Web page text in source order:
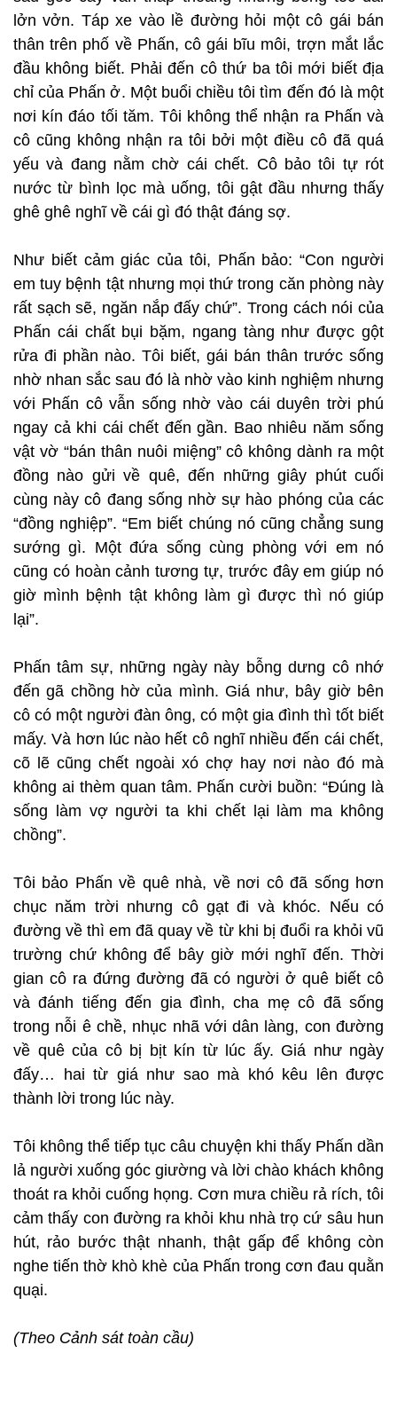
lởn vởn. Táp xe vào lề đường hỏi một cô gái bán
thân trên phố về Phấn, cô gái bĩu môi, trợn mắt lắc
đầu không biết. Phải đến cô thứ ba tôi mới biết địa
chỉ của Phấn ở. Một buổi chiều tôi tìm đến đó là một
nơi kín đáo tối tăm. Tôi không thể nhận ra Phấn và
cô cũng không nhận ra tôi bởi một điều cô đã quá
yếu và đang nằm chờ cái chết. Cô bảo tôi tự rót
nước từ bình lọc mà uống, tôi gật đầu nhưng thấy
ghê ghê nghĩ về cái gì đó thật đáng sợ.
Như biết cảm giác của tôi, Phấn bảo: “Con người
em tuy bệnh tật nhưng mọi thứ trong căn phòng này
rất sạch sẽ, ngăn nắp đấy chứ”. Trong cách nói của
Phấn cái chất bụi bặm, ngang tàng như được gột
rửa đi phần nào. Tôi biết, gái bán thân trước sống
nhờ nhan sắc sau đó là nhờ vào kinh nghiệm nhưng
với Phấn cô vẫn sống nhờ vào cái duyên trời phú
ngay cả khi cái chết đến gần. Bao nhiêu năm sống
vật vờ “bán thân nuôi miệng” cô không dành ra một
đồng nào gửi về quê, đến những giây phút cuối
cùng này cô đang sống nhờ sự hào phóng của các
“đồng nghiệp”. “Em biết chúng nó cũng chẳng sung
sướng gì. Một đứa sống cùng phòng với em nó
cũng có hoàn cảnh tương tự, trước đây em giúp nó
giờ mình bệnh tật không làm gì được thì nó giúp
lại”.
Phấn tâm sự, những ngày này bỗng dưng cô nhớ
đến gã chồng hờ của mình. Giá như, bây giờ bên
cô có một người đàn ông, có một gia đình thì tốt biết
mấy. Và hơn lúc nào hết cô nghĩ nhiều đến cái chết,
cõ lẽ cũng chết ngoài xó chợ hay nơi nào đó mà
không ai thèm quan tâm. Phấn cười buồn: “Đúng là
sống làm vợ người ta khi chết lại làm ma không
chồng”.
Tôi bảo Phấn về quê nhà, về nơi cô đã sống hơn
chục năm trời nhưng cô gạt đi và khóc. Nếu có
đường về thì em đã quay về từ khi bị đuổi ra khỏi vũ
trường chứ không để bây giờ mới nghĩ đến. Thời
gian cô ra đứng đường đã có người ở quê biết cô
và đánh tiếng đến gia đình, cha mẹ cô đã sống
trong nỗi ê chề, nhục nhã với dân làng, con đường
về quê của cô bị bịt kín từ lúc ấy. Giá như ngày
đấy… hai từ giá như sao mà khó kêu lên được
thành lời trong lúc này.
Tôi không thể tiếp tục câu chuyện khi thấy Phấn dần
lả người xuống góc giường và lời chào khách không
thoát ra khỏi cuống họng. Cơn mưa chiều rả rích, tôi
cảm thấy con đường ra khỏi khu nhà trọ cứ sâu hun
hút, rảo bước thật nhanh, thật gấp để không còn
nghe tiến thờ khò khè của Phấn trong cơn đau quằn
quại.
(Theo Cảnh sát toàn cầu)